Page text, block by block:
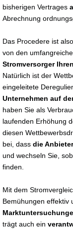
bisherigen Vertrages
Abrechnung
Das Procedere ist
von den
Stromversorger
Natürlich ist der
eingeleitete
Unternehmen auf
haben Sie als
laufenden Erhöhung
diesen
bei, dass die
und wechseln Sie,
finden.
Mit dem
Bemühungen effektiv
trägt auch ein